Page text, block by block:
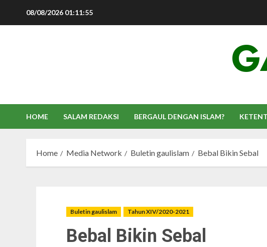
08/08/2026 01:11:56
HOME SALAM REDAKSI BERGAUL DENGAN ISLAM?
Home Media Network Buletin gaulislam Bebal Bikin Sebal
Buletin gaulislam Tahun XIV/2020-2021
Bebal Bikin Sebal